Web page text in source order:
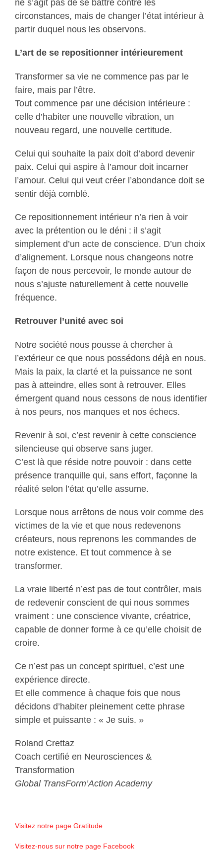
ne s’agit pas de se battre contre les
circonstances, mais de changer l’état intérieur à
partir duquel nous les observons.
L’art de se repositionner intérieurement
Transformer sa vie ne commence pas par le
faire, mais par l’être.
Tout commence par une décision intérieure :
celle d’habiter une nouvelle vibration, un
nouveau regard, une nouvelle certitude.
Celui qui souhaite la paix doit d’abord devenir
paix. Celui qui aspire à l’amour doit incarner
l’amour. Celui qui veut créer l’abondance doit se
sentir déjà comblé.
Ce repositionnement intérieur n’a rien à voir
avec la prétention ou le déni : il s’agit
simplement d’un acte de conscience. D’un choix
d’alignement. Lorsque nous changeons notre
façon de nous percevoir, le monde autour de
nous s’ajuste naturellement à cette nouvelle
fréquence.
Retrouver l’unité avec soi
Notre société nous pousse à chercher à
l’extérieur ce que nous possédons déjà en nous.
Mais la paix, la clarté et la puissance ne sont
pas à atteindre, elles sont à retrouver. Elles
émergent quand nous cessons de nous identifier
à nos peurs, nos manques et nos échecs.
Revenir à soi, c’est revenir à cette conscience
silencieuse qui observe sans juger.
C’est là que réside notre pouvoir : dans cette
présence tranquille qui, sans effort, façonne la
réalité selon l’état qu’elle assume.
Lorsque nous arrêtons de nous voir comme des
victimes de la vie et que nous redevenons
créateurs, nous reprenons les commandes de
notre existence. Et tout commence à se
transformer.
La vraie liberté n’est pas de tout contrôler, mais
de redevenir conscient de qui nous sommes
vraiment : une conscience vivante, créatrice,
capable de donner forme à ce qu’elle choisit de
croire.
Ce n’est pas un concept spirituel, c’est une
expérience directe.
Et elle commence à chaque fois que nous
décidons d’habiter pleinement cette phrase
simple et puissante : « Je suis. »
Roland Crettaz
Coach certifié en Neurosciences &
Transformation
Global TransForm’Action Academy
Visitez notre page Gratitude
Visitez-nous sur notre page Facebook